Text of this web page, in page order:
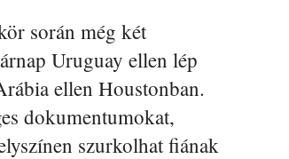
során még két
Uruguay ellen lép
ellen Houstonban.
dokumentumokat,
szurkolhat fiának